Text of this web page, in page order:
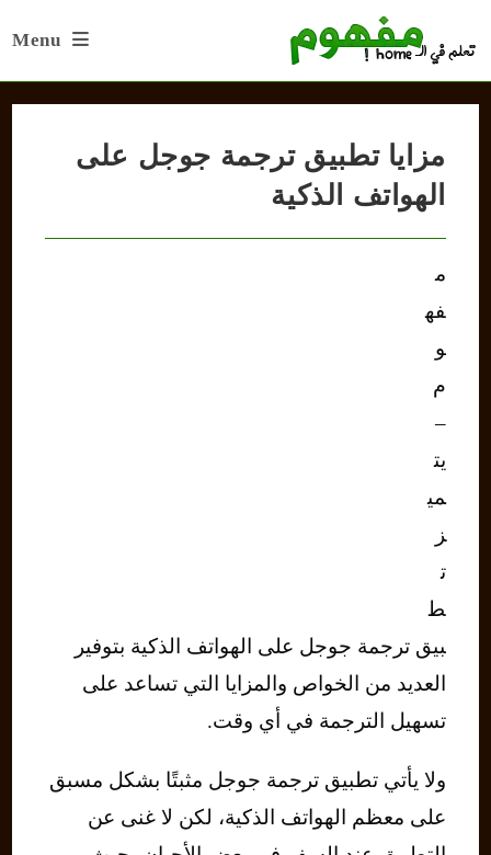
Menu
مزايا تطبيق ترجمة جوجل على
الهواتف الذكية
م
فه
و
م
–
يت
مي
ز
ت
ط
بيق ترجمة جوجل على الهواتف الذكية بتوفير
العديد من الخواص والمزايا التي تساعد على
تسهيل الترجمة في أي وقت.
ولا يأتي تطبيق ترجمة جوجل مثبتًا بشكل مسبق
على معظم الهواتف الذكية، لكن لا غنى عن